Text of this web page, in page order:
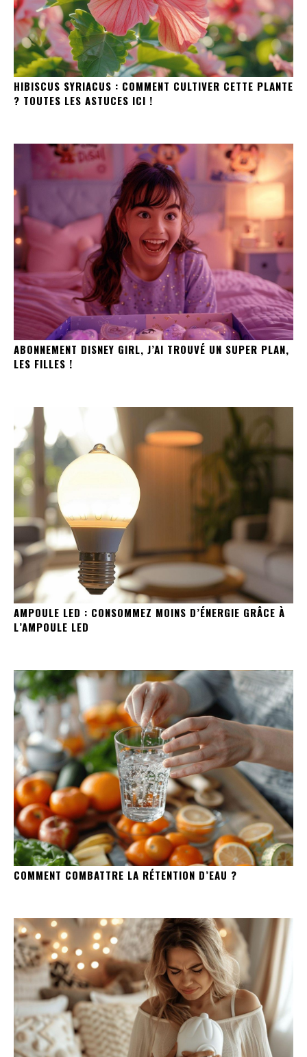
HIBISCUS SYRIACUS : COMMENT CULTIVER CETTE PLANTE
? TOUTES LES ASTUCES ICI !
ABONNEMENT DISNEY GIRL, J’AI TROUVÉ UN SUPER PLAN,
LES FILLES !
AMPOULE LED : CONSOMMEZ MOINS D’ÉNERGIE GRÂCE À
L’AMPOULE LED
COMMENT COMBATTRE LA RÉTENTION D’EAU ?